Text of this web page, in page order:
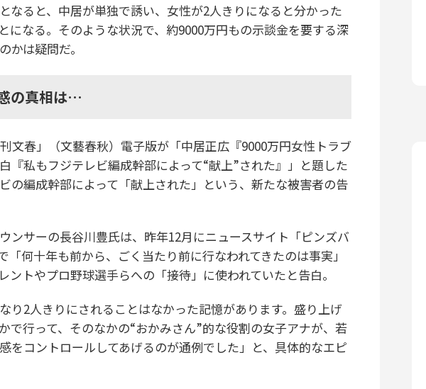
なると、中居が単独で誘い、女性が2人きりになると分かった
になる。そのような状況で、約9000万円もの示談金を要する深
かは疑問だ。
の真相は…
文春」（文藝春秋）電子版が「中居正広『9000万円女性トラブ
『私もフジテレビ編成幹部によって“献上”された』」と題した
の編成幹部によって「献上された」という、新たな被害者の告
ンサーの長谷川豊氏は、昨年12月にニュースサイト「ピンズバ
「何十年も前から、ごく当たり前に行なわれてきたのは事実」
ントやプロ野球選手らへの「接待」に使われていたと告白。
り2人きりにされることはなかった記憶があります。盛り上げ
で行って、そのなかの“おかみさん”的な役割の女子アナが、若
をコントロールしてあげるのが通例でした」と、具体的なエピ